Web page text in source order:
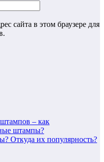
сайта в этом браузере для
– как
штампы?
Откуда их популярность?